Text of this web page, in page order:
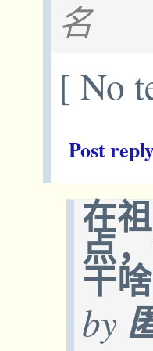
名
[ No
Post
在
点
干
by